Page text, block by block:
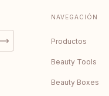
NAVEGACIÓN
Productos
Beauty Tools
Beauty Boxes